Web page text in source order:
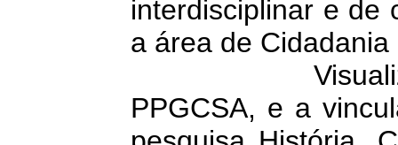
interdisciplinar e de
a área de
Visualizando
PPGCSA, e a